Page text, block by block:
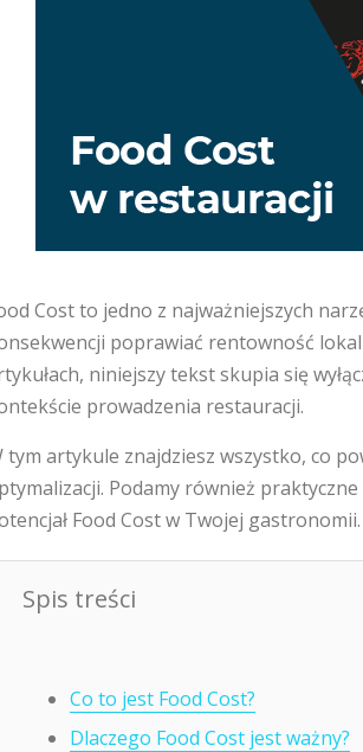
Cost to jedno z najważniejszych
poprawiać rentowność
niniejszy tekst skupia się
prowadzenia restauracji.
tym artykule znajdziesz wszystko, co
Podamy również
Food Cost w Twojej gastronomii.
Spis treści
Co to jest Food Cost?
Dlaczego Food Cost jest ważny?